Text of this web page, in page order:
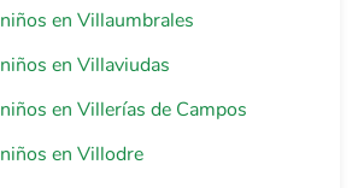
en Villaumbrales
en Villaviudas
en Villerías de Campos
en Villodre